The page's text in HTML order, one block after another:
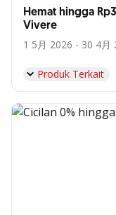
Hemat hingga
Vivere
1 5月 2026 - 30 4月
Produk Terkait